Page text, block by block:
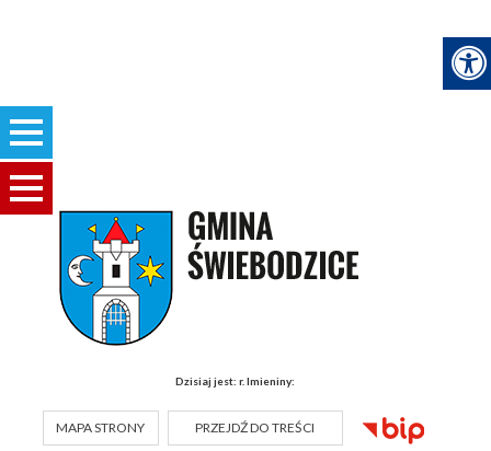
Dzisiaj jest: r. Imieniny:
MAPA STRONY PRZEJDŹ DO TREŚCI